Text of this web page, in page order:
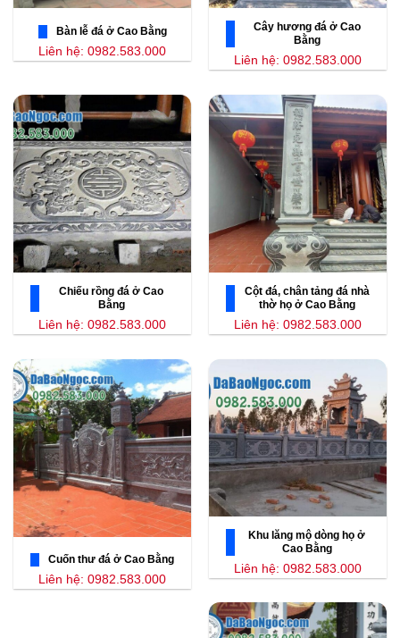
Bàn lễ đá ở Cao Bằng
Liên hệ: 0982.583.000
Cây hương đá ở Cao
Bằng
Liên hệ: 0982.583.000
Chiếu rồng đá ở Cao
Bằng
Liên hệ: 0982.583.000
Cột đá, chân tảng đá nhà
thờ họ ở Cao Bằng
Liên hệ: 0982.583.000
Cuốn thư đá ở Cao Bằng
Liên hệ: 0982.583.000
Khu lăng mộ dòng họ ở
Cao Bằng
Liên hệ: 0982.583.000